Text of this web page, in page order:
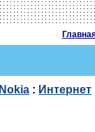
Nokia : Интернет